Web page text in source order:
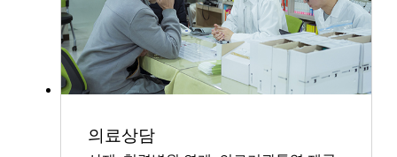
의료상담